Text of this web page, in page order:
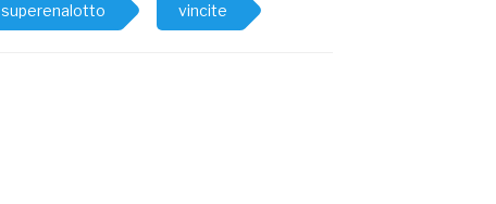
superenalotto vincite